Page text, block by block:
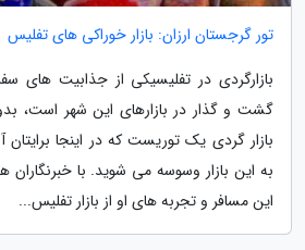
تور گرجستان ارزان: بازار خوراکی های تفلیس
بازارگردی در تفلیسیکی از جذابیت های
گشت و گذار در بازارهای این شهر است،
بازار گردی یک توریست که در اینجا
به این بازار وسوسه می شوید. با
این مسافر و تجربه های او از بازار تفلیس...